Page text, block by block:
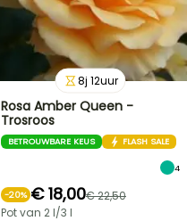
8j 12uur
Rosa Amber Queen -
Trosroos
BETROUWBARE KEUS FLASH SALE
4
-20% € 18,00€ 22,50
Pot van 2 l/3 l